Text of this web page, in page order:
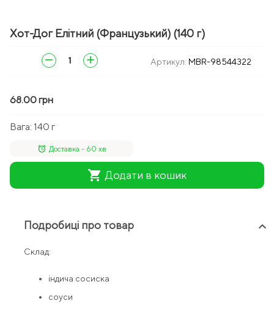
Хот-Дог Елітний (Французький) (140 г)
remove add Артикул: MBR-98544322
68.00 грн
Вага: 140 г
alarm Доставка - 60 хв
shopping_cart Додати в кошик
Подробиці про товар keyboard_arrow_up
Склад:
індича сосиска
соуси